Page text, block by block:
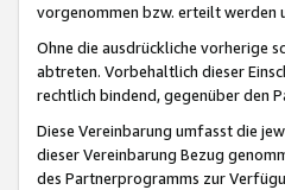
vorgenommen bzw. erteilt werden
Ohne die ausdrückliche vorherige
abtreten. Vorbehaltlich dieser
rechtlich bindend, gegenüber den
Diese Vereinbarung umfasst die
dieser Vereinbarung Bezug
des Partnerprogramms zur